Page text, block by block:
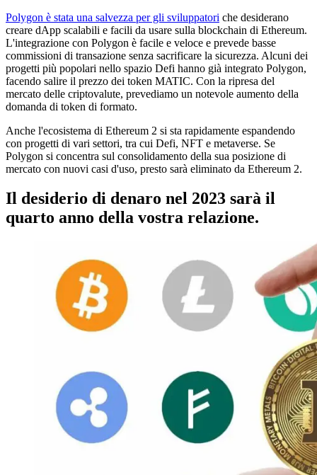
Polygon è stata una salvezza per gli sviluppatori che desiderano
creare dApp scalabili e facili da usare sulla blockchain di Ethereum.
L'integrazione con Polygon è facile e veloce e prevede basse
commissioni di transazione senza sacrificare la sicurezza. Alcuni dei
progetti più popolari nello spazio Defi hanno già integrato Polygon,
facendo salire il prezzo dei token MATIC. Con la ripresa del
mercato delle criptovalute, prevediamo un notevole aumento della
domanda di token di formato.
Anche l'ecosistema di Ethereum 2 si sta rapidamente espandendo
con progetti di vari settori, tra cui Defi, NFT e metaverse. Se
Polygon si concentra sul consolidamento della sua posizione di
mercato con nuovi casi d'uso, presto sarà eliminato da Ethereum 2.
Il desiderio di denaro nel 2023 sarà il
quarto anno della vostra relazione.